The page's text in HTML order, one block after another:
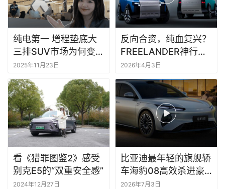
纯电第一 增程垫底大
三排SUV市场为何变
天？
2025年11月23日
反向合资，纯血复兴？
FREELANDER神行者
首秀，网友：这概念
车，国内车企又有得抄
了
2026年4月3日
看《猎罪图鉴2》感受
别克E5的“双重安全感”
2024年12月27日
比亚迪最年轻的旗舰轿
车海豹08高效杀进豪
车生态圈百万级气场全
2026年7月3日